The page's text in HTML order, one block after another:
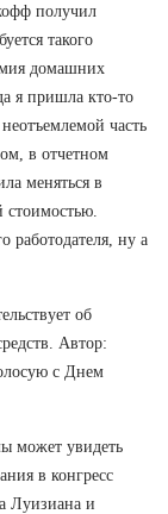
получил
такого
домашних
я пришла кто-то
часть
в отчетном
меняться в
стоимостью.
работодателя, ну а
об
Автор:
с Днем
может увидеть
в конгресс
Луизиана и